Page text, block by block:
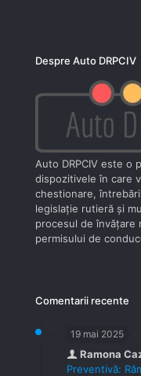
Despre Auto DRPCIV
Auto DRPCIV este o
dispozitivele în care
chestionare,
legislaţie rutieră şi
procesul de învăţare
permisului de
Comentarii recente
19 mai 2025
Ramona
Preventivă: